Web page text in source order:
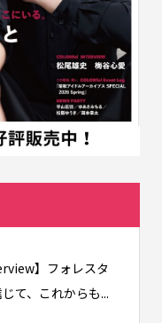
】フォレスタ
て、これからも...